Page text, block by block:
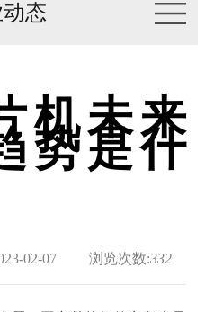
态
机未来
势是什
02-07 浏览次数:332